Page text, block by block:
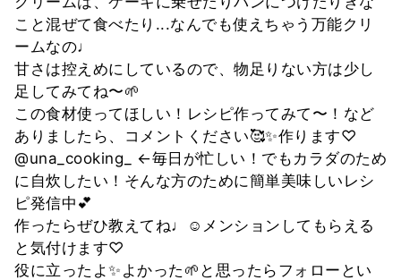
こと混ぜて食べたり...なんでも使えちゃう万能クリ
ームなの♩
甘さは控えめにしているので、物足りない方は少し
足してみてね〜🌱
この食材使ってほしい！レシピ作ってみて〜！など
ありましたら、コメントください🥰✨作ります♡
@una_cooking_ ←毎日が忙しい！でもカラダのため
に自炊したい！そんな方のために簡単美味しいレシ
ピ発信中💕
作ったらぜひ教えてね♩☺️メンションしてもらえる
と気付けます♡
役に立ったよ✨よかった🌱と思ったらフォローとい